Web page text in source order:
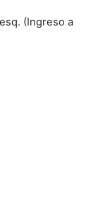
(Ingreso a